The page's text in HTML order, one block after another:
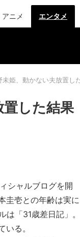
アニメ エンタメ
未姫、動かない夫放置し
した結果
シャルブログを開
圭壱との年齢は実に
「31歳差日記」。
る。